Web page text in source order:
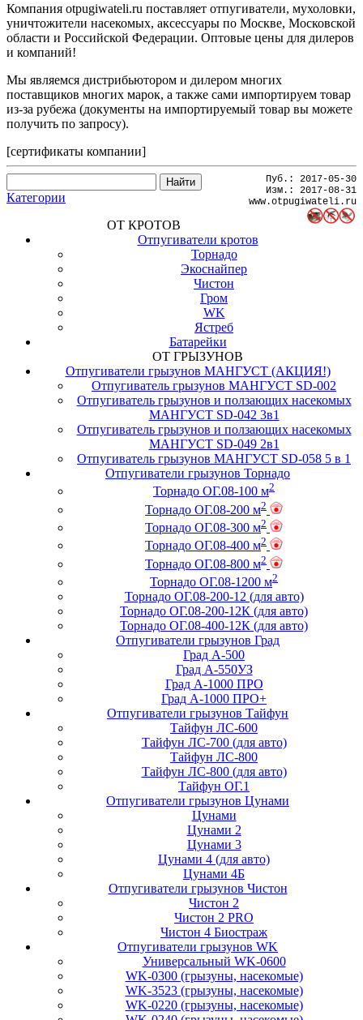
Компания otpugiwateli.ru поставляет отпугиватели, мухоловки,
уничтожители насекомых, аксессуары по Москве, Московской
области и Российской Федерации. Оптовые цены для дилеров
и компаний!
Мы являемся дистрибьютором и дилером многих
поставщиков многих марок, а также сами импортируем товар
из-за рубежа (документы на импортируемый товар вы можете
получить по запросу).
[сертификаты компании]
Пуб.: 2017-05-30
Изм.: 2017-08-31
www.otpugiwateli.ru
Категории
ОТ КРОТОВ
Отпугиватели кротов
Торнадо
Экоснайпер
Чистон
Гром
WK
Ястреб
Батарейки
ОТ ГРЫЗУНОВ
Отпугиватели грызунов МАНГУСТ (АКЦИЯ!)
Отпугиватель грызунов МАНГУСТ SD-002
Отпугиватель грызунов и ползающих насекомых
МАНГУСТ SD-042 3в1
Отпугиватель грызунов и ползающих насекомых
МАНГУСТ SD-049 2в1
Отпугиватель грызунов МАНГУСТ SD-058 5 в 1
Отпугиватели грызунов Торнадо
Торнадо ОГ.08-100 м2
Торнадо ОГ.08-200 м2
Торнадо ОГ.08-300 м2
Торнадо ОГ.08-400 м2
Торнадо ОГ.08-800 м2
Торнадо ОГ.08-1200 м2
Торнадо ОГ.08-200-12 (для авто)
Торнадо ОГ.08-200-12К (для авто)
Торнадо ОГ.08-400-12К (для авто)
Отпугиватели грызунов Град
Град А-500
Град А-550УЗ
Град А-1000 ПРО
Град А-1000 ПРО+
Отпугиватели грызунов Тайфун
Тайфун ЛС-600
Тайфун ЛС-700 (для авто)
Тайфун ЛС-800
Тайфун ЛС-800 (для авто)
Тайфун ОГ.1
Отпугиватели грызунов Цунами
Цунами
Цунами 2
Цунами 3
Цунами 4 (для авто)
Цунами 4Б
Отпугиватели грызунов Чистон
Чистон 2
Чистон 2 PRO
Чистон 4 Биостраж
Отпугиватели грызунов WK
Универсальный WK-0600
WK-0300 (грызуны, насекомые)
WK-3523 (грызуны, насекомые)
WK-0220 (грызуны, насекомые)